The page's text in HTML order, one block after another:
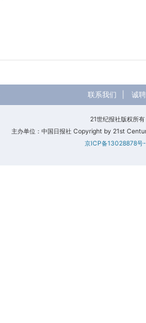
联系我们 诚
21世纪报社版权所
主办单位：中国日报社 Copyright by 21st
京ICP备13028878号